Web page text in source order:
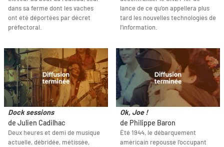
dans sa ferme dont les vaches
ont été déportées par décret
préfectoral.
lance de ce qu’on appellera plus
tard les nouvelles technologies de
l’information.
Dock sessions
de Julien Cadilhac
Deux heures et demi de musique
actuelle, débridée, métissée,
Ok, Joe !
de Philippe Baron
Été 1944, le débarquement
américain repousse l’occupant